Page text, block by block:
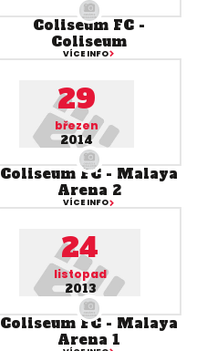
Coliseum FC -
Coliseum
VÍCE INFO
29
březen
2014
Coliseum FC - Malaya
Arena 2
VÍCE INFO
24
listopad
2013
Coliseum FC - Malaya
Arena 1